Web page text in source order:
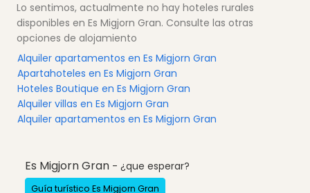
Lo sentimos, actualmente no hay hoteles rurales
disponibles en Es Migjorn Gran. Consulte las otras
opciones de alojamiento
Alquiler apartamentos en Es Migjorn Gran
Apartahoteles en Es Migjorn Gran
Hoteles Boutique en Es Migjorn Gran
Alquiler villas en Es Migjorn Gran
Alquiler apartamentos en Es Migjorn Gran
Es Migjorn Gran - ¿que esperar?
Guía turístico Es Migjorn Gran